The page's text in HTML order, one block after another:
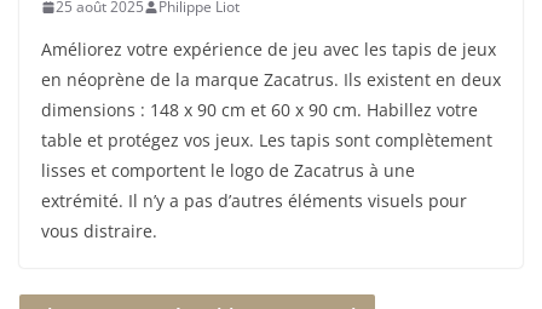
25 août 2025 Philippe Liot
Améliorez votre expérience de jeu avec les tapis de jeux
en néoprène de la marque Zacatrus. Ils existent en deux
dimensions : 148 x 90 cm et 60 x 90 cm. Habillez votre
table et protégez vos jeux. Les tapis sont complètement
lisses et comportent le logo de Zacatrus à une
extrémité. Il n’y a pas d’autres éléments visuels pour
vous distraire.